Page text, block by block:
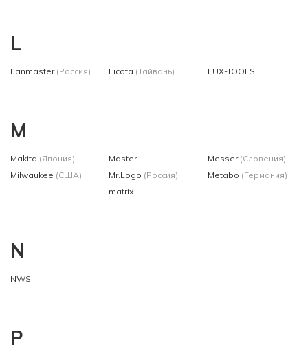
L
Lanmaster (Россия) Licota (Тайвань) LUX-TOOLS
M
Makita (Япония)
Milwaukee (США)
Master
Mr.Logo (Россия)
matrix
Messer (Словения)
Metabo (Германия)
N
NWS
P